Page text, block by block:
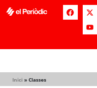
Inici » Classes